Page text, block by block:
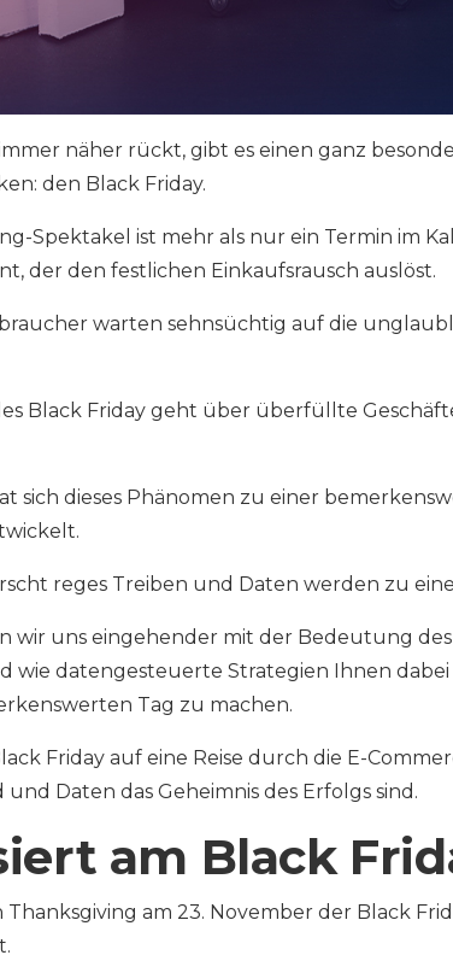
näher rückt, gibt es einen ganz
den Black Friday.
Spektakel ist mehr als nur ein Termin im
der den festlichen Einkaufsrausch auslöst.
warten sehnsüchtig auf die
Black Friday geht über überfüllte
sich dieses Phänomen zu einer
reges Treiben und Daten werden zu
wir uns eingehender mit der Bedeutung
wie datengesteuerte Strategien Ihnen
Tag zu machen.
Friday auf eine Reise durch die E-
und Daten das Geheimnis des Erfolgs sind.
am Black
am 23. November der Black